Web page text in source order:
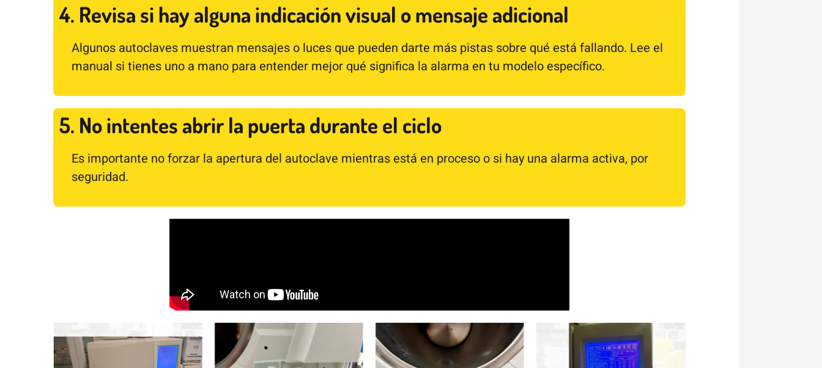
4. Revisa si hay alguna indicación visual o mensaje adicional
Algunos autoclaves muestran mensajes o luces que pueden darte más pistas sobre qué está fallando. Lee el
manual si tienes uno a mano para entender mejor qué significa la alarma en tu modelo específico.
5. No intentes abrir la puerta durante el ciclo
Es importante no forzar la apertura del autoclave mientras está en proceso o si hay una alarma activa, por
seguridad.